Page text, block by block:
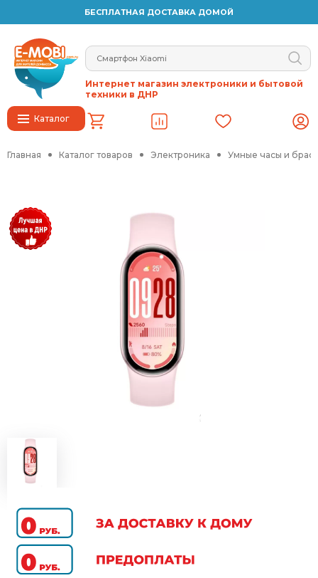
БЕСПЛАТНАЯ ДОСТАВКА ДОМОЙ
Каталог
Интернет магазин электроники и бытовой
техники в ДНР
Главная Каталог товаров Электроника Умные часы и